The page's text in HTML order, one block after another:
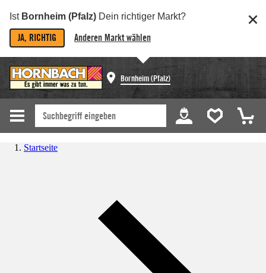
Ist Bornheim (Pfalz) Dein richtiger Markt?
JA, RICHTIG Anderen Markt wählen
Bornheim (Pfalz)
Startseite